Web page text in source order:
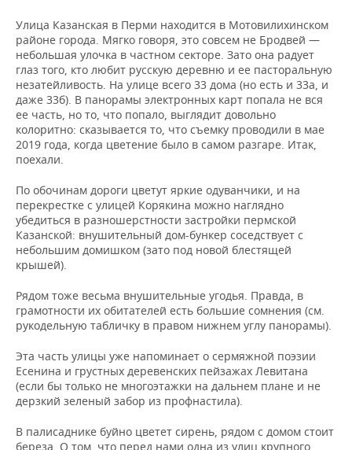
ЭНЕРГЕТИКА
ТЕЛЕКОММУНИКАЦИИ
БИЗНЕС-БРАНЧИ
ONLINE-КОНФЕРЕНЦИИ
ОТКРЫТАЯ ЛЕКЦИЯ
ФУТБОЛ
ХОККЕЙ
БАСКЕТБОЛ
ВОЛЕЙБОЛ
КИБЕРСПОРТ
ФИГУРНОЕ КАТАНИЕ
ВОДНЫЕ ВИДЫ СПОРТА
ХОККЕЙ С МЯЧОМ
НОВОСТИ ОБЩЕСТВА
ВЛАСТЬ
ИНФРАСТРУКТУРА
ИСТОРИЯ
КУЛЬТУРА
МЕДИЦИНА
ОБРАЗОВАНИЕ
ПРОИСШЕСТВИЯ
ФОТОГАЛЕРЕЯ
СЮЖЕТЫ
СПРАВОЧНИК
СПИСОК ПЕРСОН
СПИСОК КОМПАНИЙ
ПОЛНАЯ ВЕРСИЯ
Улица Казанская в Перми находится в Мотовилихинском
районе города. Мягко говоря, это совсем не Бродвей —
небольшая улочка в частном секторе. Зато она радует
глаз того, кто любит русскую деревню и ее пасторальную
незатейливость. На улице всего 33 дома (но есть и 33а, и
даже 33б). В панорамы электронных карт попала не вся
ее часть, но то, что попало, выглядит довольно
колоритно: сказывается то, что съемку проводили в мае
2019 года, когда цветение было в самом разгаре. Итак,
поехали.
По обочинам дороги цветут яркие одуванчики, и на
перекрестке с улицей Корякина можно наглядно
убедиться в разношерстности застройки пермской
Казанской: внушительный дом-бункер соседствует с
небольшим домишком (зато под новой блестящей
крышей).
Рядом тоже весьма внушительные угодья. Правда, в
грамотности их обитателей есть большие сомнения (см.
рукодельную табличку в правом нижнем углу панорамы).
Эта часть улицы уже напоминает о сермяжной поэзии
Есенина и грустных деревенских пейзажах Левитана
(если бы только не многоэтажки на дальнем плане и не
дерзкий зеленый забор из профнастила).
В палисаднике буйно цветет сирень, рядом с домом стоит
береза. О том, что перед нами одна из улиц крупного